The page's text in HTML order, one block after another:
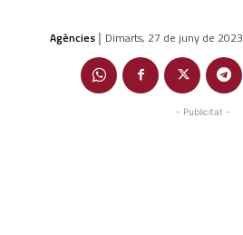
Agències | Dimarts, 27 de juny de 2023
- Publicitat -